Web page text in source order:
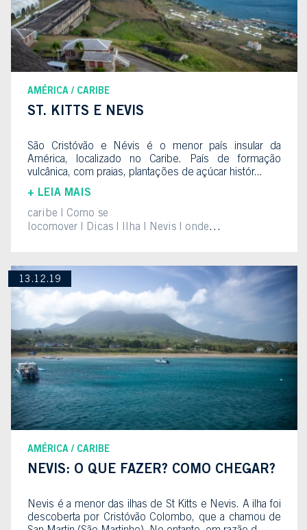
AMÉRICA CARIBE
ST. KITTS E NEVIS
São Cristóvão e Névis é o menor país insular da
América, localizado no Caribe. País de formação
vulcânica, com praias, plantações de açúcar histór...
+ LEIA MAIS
caribe
Como se
locomover
Dicas Ilha Nevis
onde
13.12.19
AMÉRICA CARIBE
NEVIS: O QUE FAZER? COMO CHEGAR?
Nevis é a menor das ilhas de St Kitts e Nevis. A ilha foi
descoberta por Cristóvão Colombo, que a chamou de